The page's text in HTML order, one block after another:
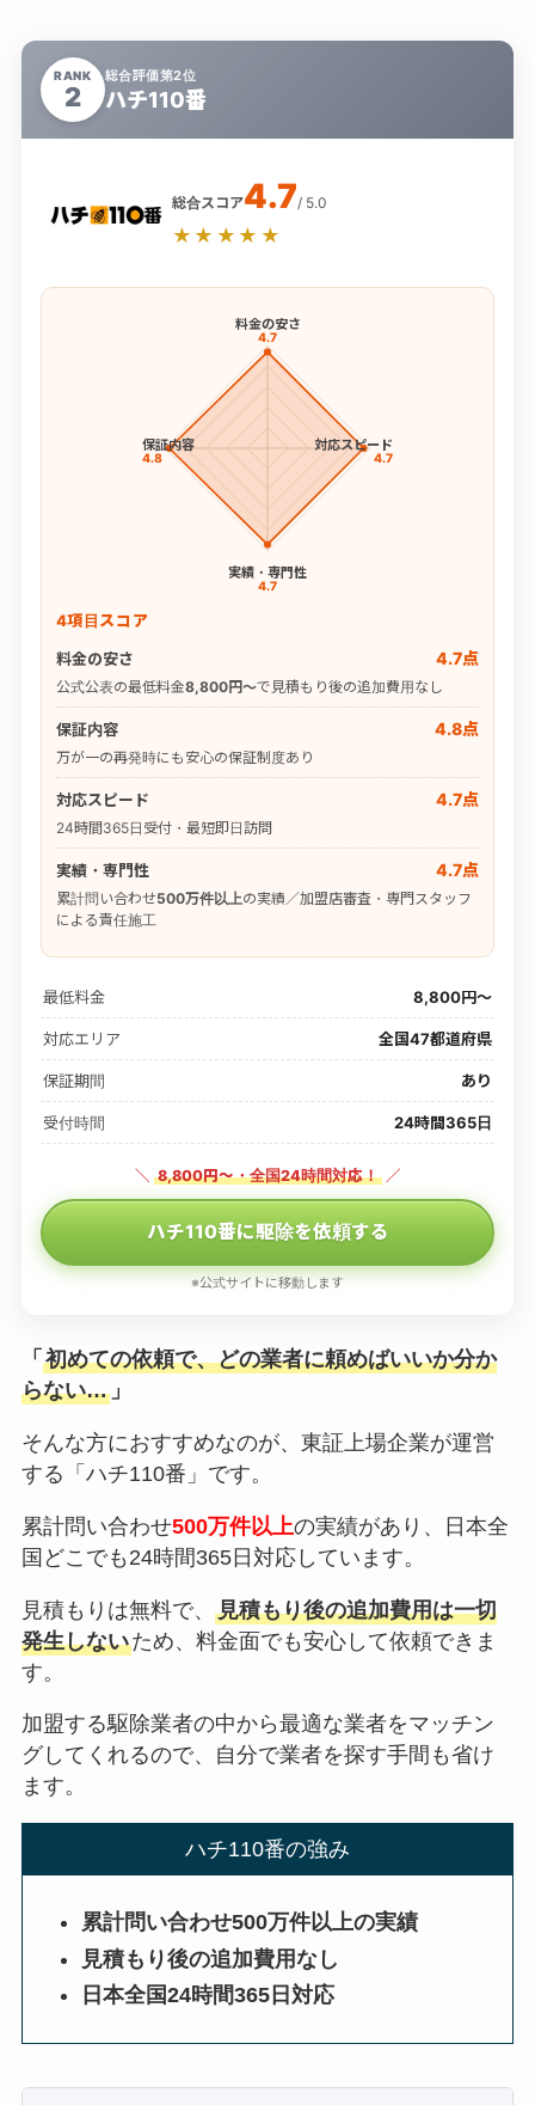
RANK
2
総合評価第2位
ハチ110番
総合スコア4.7/ 5.0
★★★★★
料金の安さ
4.7
対応スピード
4.7
実績・専門性
4.7
保証内容
4.8
4項目スコア
料金の安さ
4.7点
公式公表の最低料金8,800円〜で見積もり後の追加費用なし
保証内容 4.8点
万が一の再発時にも安心の保証制度あり
対応スピード 4.7点
24時間365日受付・最短即日訪問
実績・専門性 4.7点
累計問い合わせ500万件以上の実績／加盟店審査・専門スタッフ
による責任施工
最低料金 8,800円〜
対応エリア 全国47都道府県
保証期間 あり
受付時間 24時間365日
＼ 8,800円〜・全国24時間対応！ ／
ハチ110番に駆除を依頼する
※公式サイトに移動します
「 初めての依頼で、どの業者に頼めばいいか分か
らない…」
そんな方におすすめなのが、東証上場企業が運営
する「ハチ110番」です。
累計問い合わせ500万件以上の実績があり、日本全
国どこでも24時間365日対応しています。
見積もりは無料で、 見積もり後の追加費用は一切
発生しないため、料金面でも安心して依頼できま
す。
加盟する駆除業者の中から最適な業者をマッチン
グしてくれるので、自分で業者を探す手間も省け
ます。
ハチ110番の強み
累計問い合わせ500万件以上の実績
見積もり後の追加費用なし
日本全国24時間365日対応